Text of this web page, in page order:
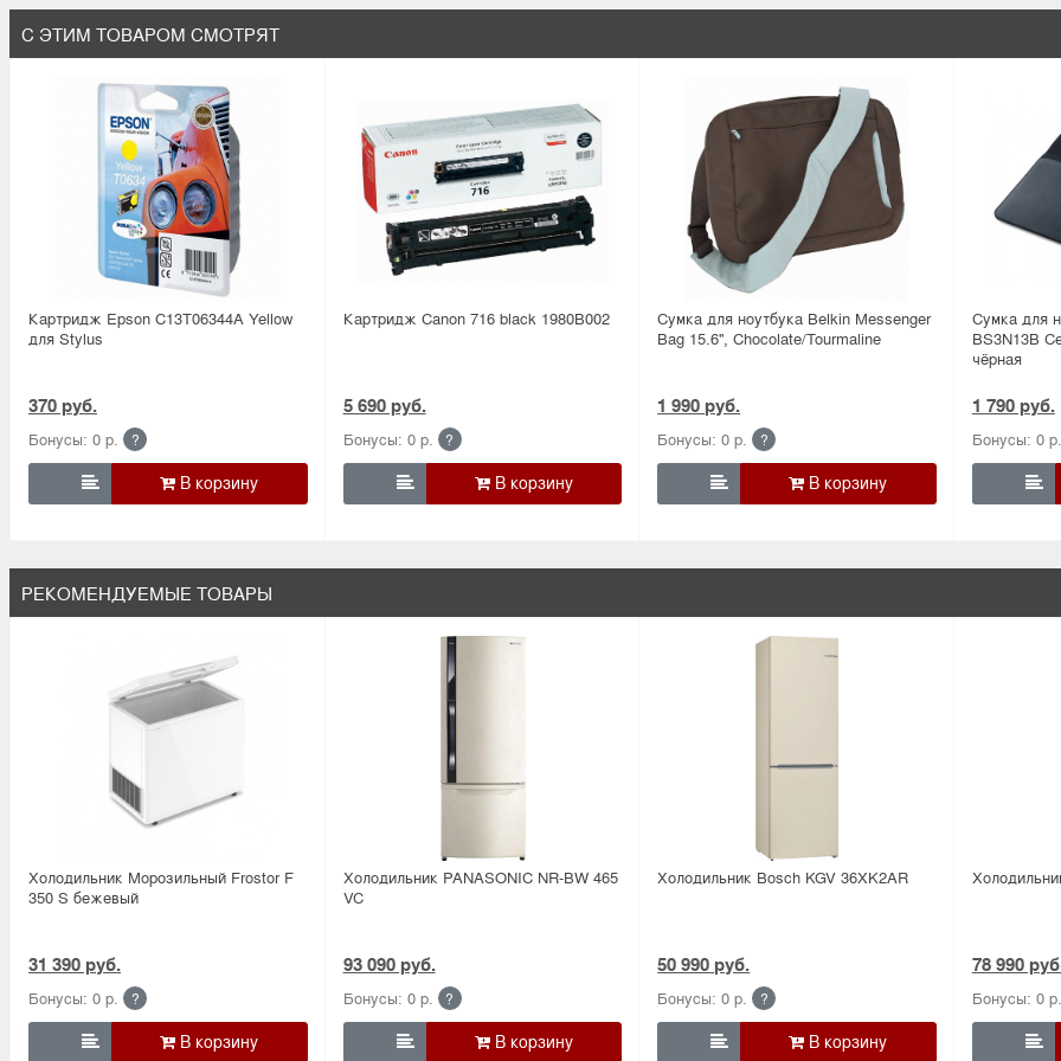
С ЭТИМ ТОВАРОМ СМОТРЯТ
Картридж Epson C13T06344A Yellow
для Stylus
370 руб.
Бонусы: 0 р. ?

Картридж Canon 716 black 1980B002
5 690 руб.
Бонусы: 0 р. ?

Сумка для ноутбука Belkin Messenger
Bag 15.6'', Chocolate/Tourmaline
1 990 руб.
Бонусы: 0 р. ?

Сумка для
BS3N13B
чёрная
1 790 руб.
Бонусы: 0 р.

РЕКОМЕНДУЕМЫЕ ТОВАРЫ
Холодильник Морозильный Frostor F
350 S бежевый
31 390 руб.
Бонусы: 0 р. ?

Холодильник PANASONIC NR-BW 465
VC
93 090 руб.
Бонусы: 0 р. ?

Холодильник Bosсh KGV 36XK2AR
50 990 руб.
Бонусы: 0 р. ?

78 990
Бонусы: 0 р.
